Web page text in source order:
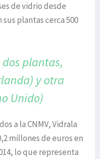
de vidrio desde
plantas cerca 500
plantas,
y otra
Unido)
a la CNMV, Vidrala
millones de euros en
lo que representa